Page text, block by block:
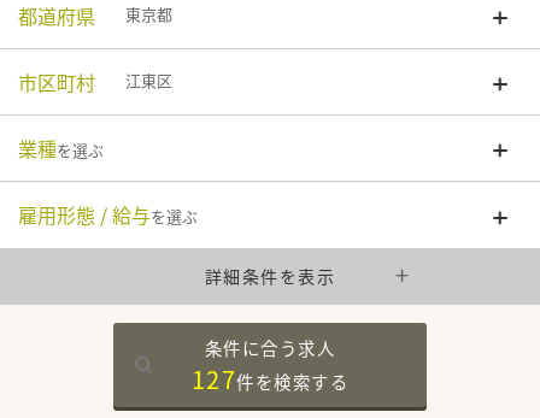
都道府県 東京都
市区町村 江東区
業種を選ぶ
雇用形態 / 給与を選ぶ
詳細条件を表示
条件に合う求人
127件を検索する